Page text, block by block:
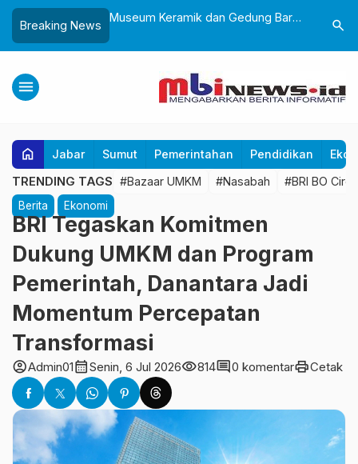
Breaking News
25 dengan Aksi
dan Alun-Alun
Museum Keramik dan Gedung Baru
Ponpes Al-Fath Perkuat Pelestarian
Budaya Nusantara
Lantik
Adaptif
search
menu
home Jabar Sumut Pemerintahan Pendidikan
TRENDING TAGS #Bazaar UMKM #Nasabah #BRI BO
Berita Ekonomi
BRI Tegaskan Komitmen
Dukung UMKM dan Program
Pemerintah, Danantara Jadi
Momentum Percepatan
Transformasi
account_circleAdmin01calendar_monthSenin, 6 Jul 2026visibility814comment0 komentarprintCetak